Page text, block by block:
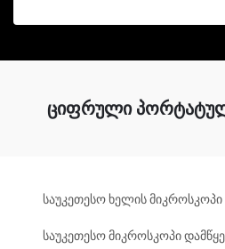
ციფრული
საუკეთესო ხელის მიკროსკოპი
საუკეთესო მიკროსკოპი